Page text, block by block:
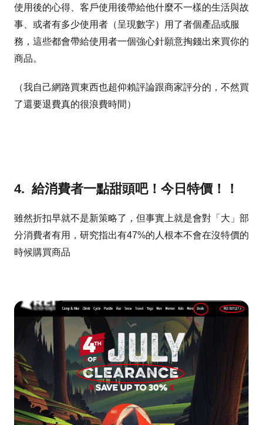
使用後的心得、客戶使用後帶給他什麼不一樣的生活與故
事、或者有多少使用者（呈現數字）用了者個產品或服
務，這些都會帶給使用者一個強心針願意掏錢出來買你的
商品。
（我自己網路買東西也超仰賴評論跟商家評分的，不然買
了還要退費真的很浪費時間）
4. 給消費者一點甜頭吧！今日特價！！
雖然折扣早就不是新策略了，但事實上就是會對「大」部
分消費者有用，研究指出有47%的人根本不會在沒特價的
時候購買商品